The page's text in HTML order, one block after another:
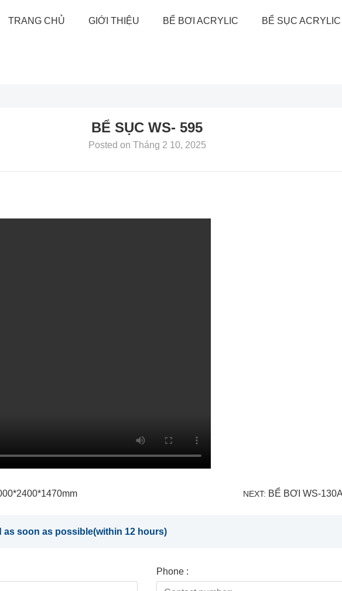
TRANG CHỦ GIỚI THIỆU BỂ BƠI ACRYLIC BỂ SỤC ACRYLIC
BỂ SỤC WS- 595
Posted on Tháng 2 10, 2025
NEXT: BỂ BƠI WS-
soon as possible(within 12 hours)
Phone :